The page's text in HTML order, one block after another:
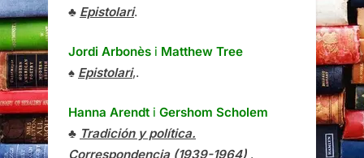
♣ Epistolari.
Jordi Arbonès i Matthew Tree
♠ Epistolari,.
Hanna Arendt i Gershom Scholem
♣ Tradición y política.
Correspondencia (1939-1964) .